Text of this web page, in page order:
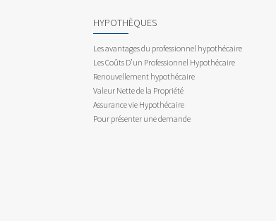
HYPOTHÈQUES
Les avantages du professionnel hypothécaire
Les Coûts D’un Professionnel Hypothécaire
Renouvellement hypothécaire
Valeur Nette de la Propriété
Assurance vie Hypothécaire
Pour présenter une demande